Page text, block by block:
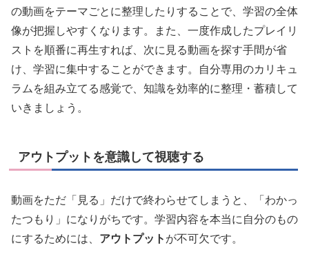
の動画をテーマごとに整理したりすることで、学習の全体
像が把握しやすくなります。また、一度作成したプレイリ
ストを順番に再生すれば、次に見る動画を探す手間が省
け、学習に集中することができます。自分専用のカリキュ
ラムを組み立てる感覚で、知識を効率的に整理・蓄積して
いきましょう。
アウトプットを意識して視聴する
動画をただ「見る」だけで終わらせてしまうと、「わかっ
たつもり」になりがちです。学習内容を本当に自分のもの
にするためには、 アウトプット が不可欠です。